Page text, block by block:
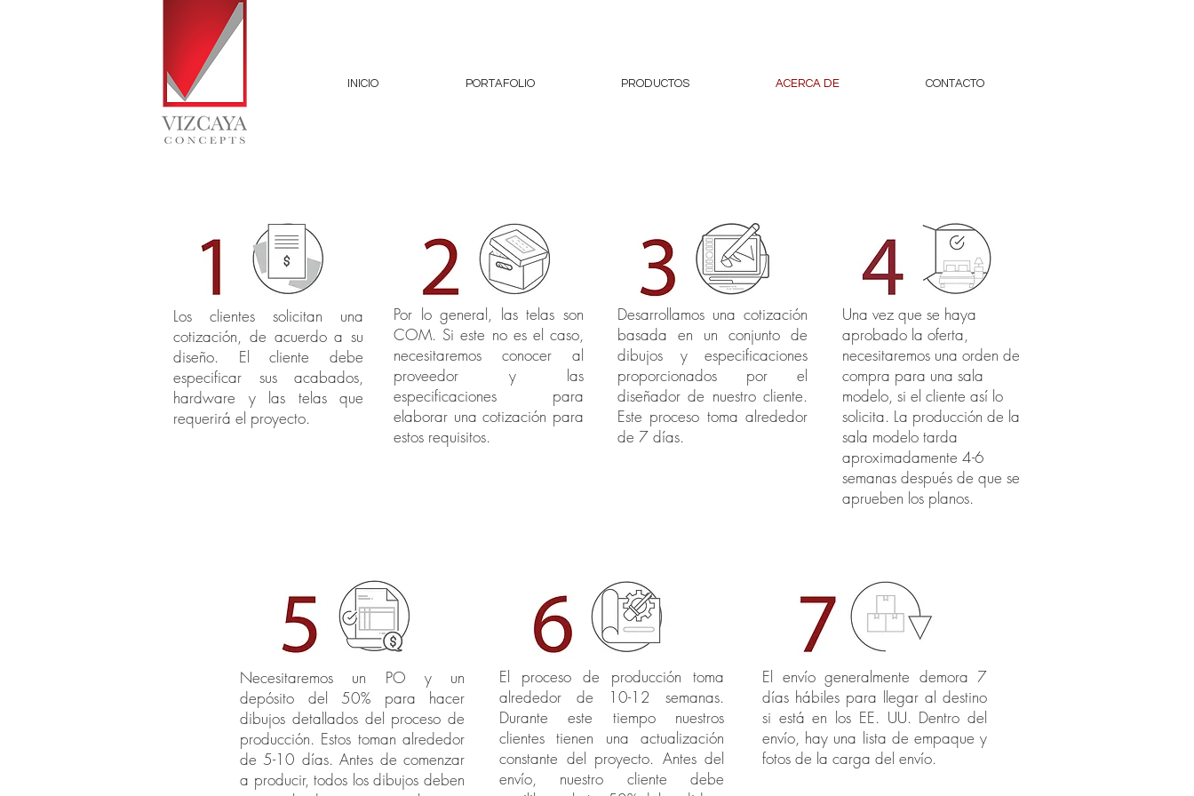
INICIO PORTAFOLIO PRODUCTOS ACERCA DE CONTACTO
Los clientes solicitan una
cotización, de acuerdo a su
diseño. El cliente debe
especificar sus acabados,
hardware y las telas que
requerirá el proyecto.
Por lo general, las telas son
COM. Si este no es el caso,
necesitaremos conocer al
proveedor y las
especificaciones para
elaborar una cotización para
estos requisitos.
Desarrollamos una cotización
basada en un conjunto de
dibujos y especificaciones
proporcionados por el
diseñador de nuestro cliente.
Este proceso toma alrededor
de 7 días.
Una vez que se haya
aprobado la oferta,
necesitaremos una orden de
compra para una sala
modelo, si el cliente así lo
solicita. La producción de la
sala modelo tarda
aproximadamente 4-6
semanas después de que se
aprueben los planos.
Necesitaremos un PO y un
depósito del 50% para hacer
dibujos detallados del proceso de
producción. Estos toman alrededor
de 5-10 días. Antes de comenzar
a producir, todos los dibujos deben
El proceso de producción toma
alrededor de 10-12 semanas.
Durante este tiempo nuestros
clientes tienen una actualización
constante del proyecto. Antes del
envío, nuestro cliente debe
El envío generalmente demora 7
días hábiles para llegar al destino
si está en los EE. UU. Dentro del
envío, hay una lista de empaque y
fotos de la carga del envío.